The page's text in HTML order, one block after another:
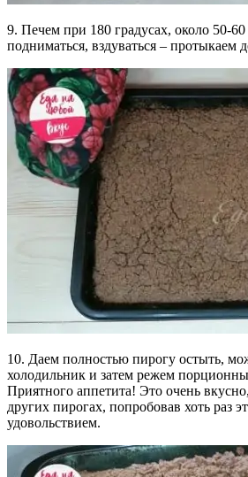
9. Печем при 180 градусах, около 50-
подниматься, вздуваться – протыкаем
10. Даем полностью пирогу остыть,
холодильник и затем режем
Приятного аппетита! Это очень
других пирогах, попробовав хоть раз
удовольствием.